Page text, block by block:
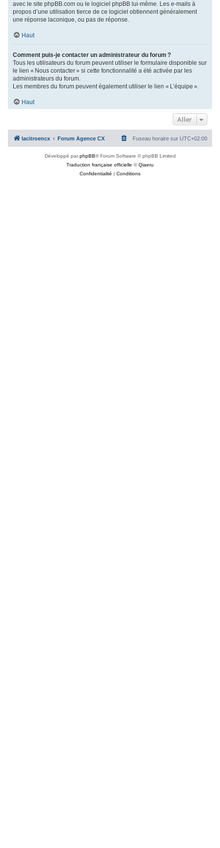
avec le site phpBB.com ou le logiciel phpBB lui-même. Les e-mails à
propos d’une utilisation tierce de ce logiciel obtiennent généralement
une réponse laconique, ou pas de réponse.
Haut
Comment puis-je contacter un administrateur du forum ?
Tous les utilisateurs du forum peuvent utiliser le formulaire disponible sur
le lien « Nous contacter » si cette fonctionnalité a été activée par les
administrateurs du forum.
Les membres du forum peuvent également utiliser le lien « L’équipe ».
Haut
Aller
lacitroencx Forum Agence CX Fuseau horaire sur UTC+02:00
Développé parphpBB® Forum Software © phpBB Limited
Traduction française officielle ©Qiaeru
Confidentialité | Conditions